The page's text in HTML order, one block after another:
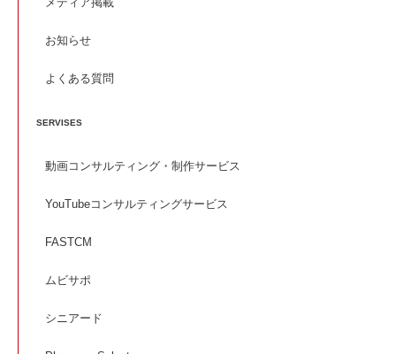
お知らせ
よくある質問
SERVISES
動画コンサルティング・制作サービス
YouTubeコンサルティングサービス
FASTCM
ムビサポ
シニアード